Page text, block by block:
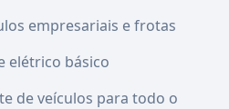
empresariais e frotas
elétrico básico
de veículos para todo o